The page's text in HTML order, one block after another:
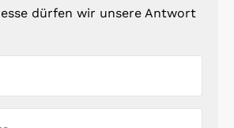
dürfen wir unsere Antwort